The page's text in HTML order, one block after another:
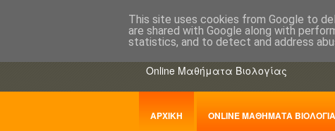
Online Μαθήματα Βιολογίας
ΑΡΧΙΚΗ ONLINE ΜΑΘΗΜΑΤΑ
This site uses cookies from Google to
are shared with Google along with
statistics, and to detect and address